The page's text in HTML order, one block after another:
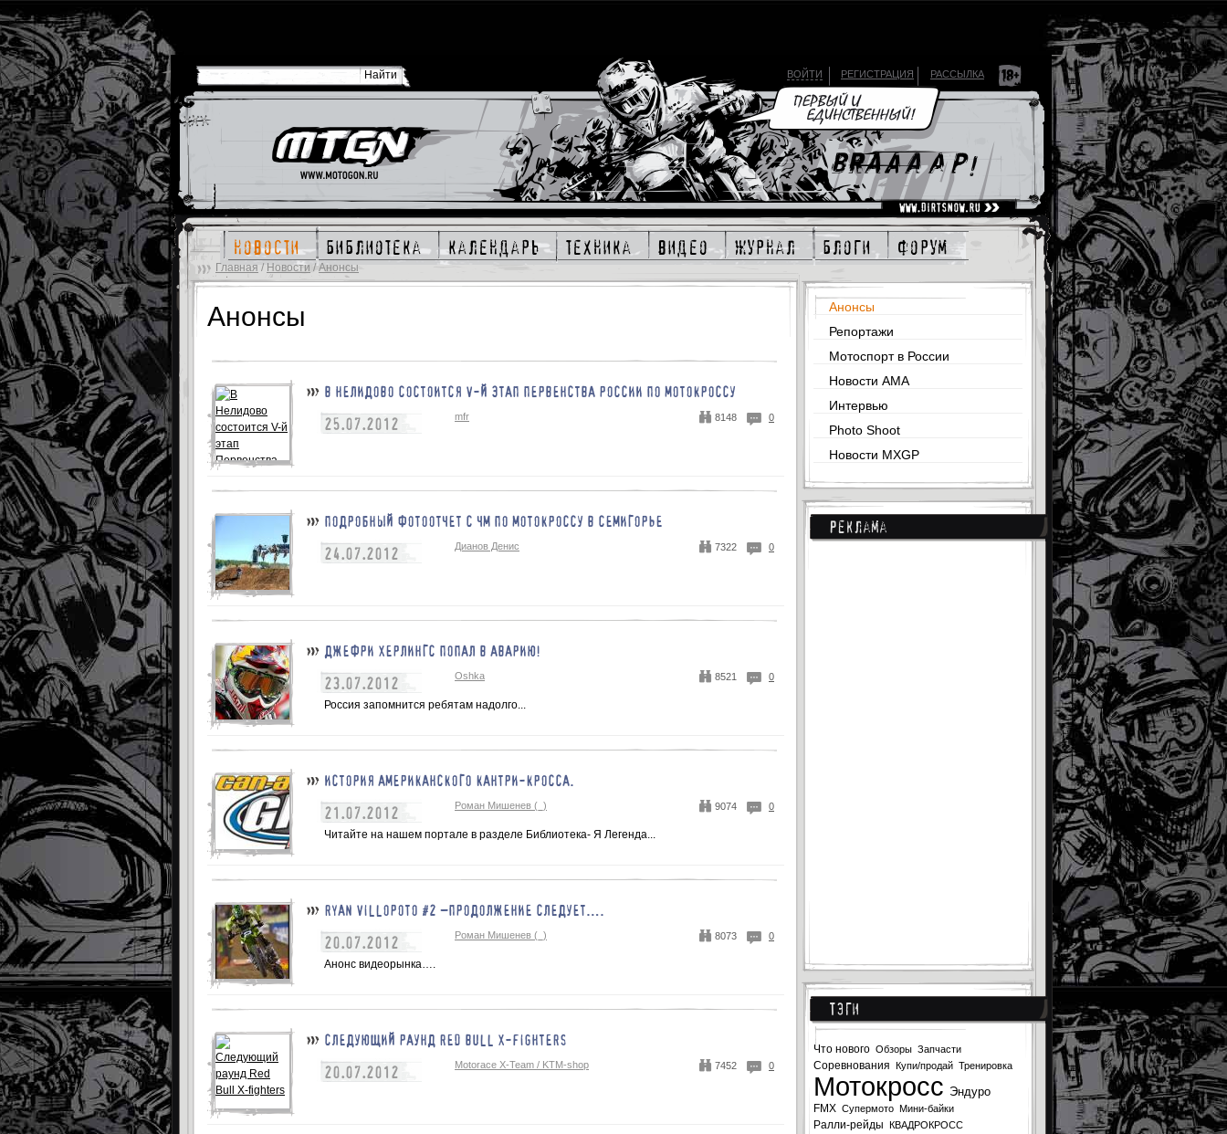
новости библиотека календарь техника видео журнал блоги форум
ВОЙТИ РЕГИСТРАЦИЯ РАССЫЛКА
Главная / Новости /Анонсы
Анонсы
В НЕЛИДОВО СОСТОИТСЯ V-Й ЭТАП ПЕРВЕНСТВА РОССИИ ПО МОТОКРОССУ
25.07.2012 mfr 8148 0
ПОДРОБНЫЙ ФОТООТЧЕТ С ЧМ ПО МОТОКРОССУ В СЕМИГОРЬЕ
24.07.2012 Дианов Денис 7322 0
ДЖЕФРИ ХЕРЛИНГС ПОПАЛ В АВАРИЮ!
23.07.2012 Oshka 8521 0
Россия запомнится ребятам надолго...
ИСТОРИЯ АМЕРИКАНСКОГО КАНТРИ-КРОССА.
21.07.2012 Роман Мишенев (_) 9074 0
Читайте на нашем портале в разделе Библиотека- Я Легенда...
RYAN VILLOPOTO #2 –ПРОДОЛЖЕНИЕ СЛЕДУЕТ….
20.07.2012 Роман Мишенев (_) 8073 0
Анонс видеорынка….
СЛЕДУЮЩИЙ РАУНД RED BULL X-FIGHTERS
20.07.2012 Motorace X-Team / KTM-shop 7452 0
Анонсы
Репортажи
Мотоспорт в России
Новости AMA
Интервью
Photo Shoot
Новости MXGP
Реклама
Тэги
Что нового Обзоры Запчасти
Соревнования Купи/продай Тренировка
Мотокросс Эндуро
FMX Супермото Мини-байки
Ралли-рейды КВАДРОКРОСС